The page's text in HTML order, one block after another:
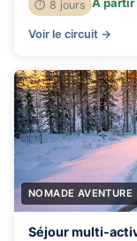
⏱ 8 jours À partir
Voir le circuit →
NOMADE AVENTURE
Séjour multi-